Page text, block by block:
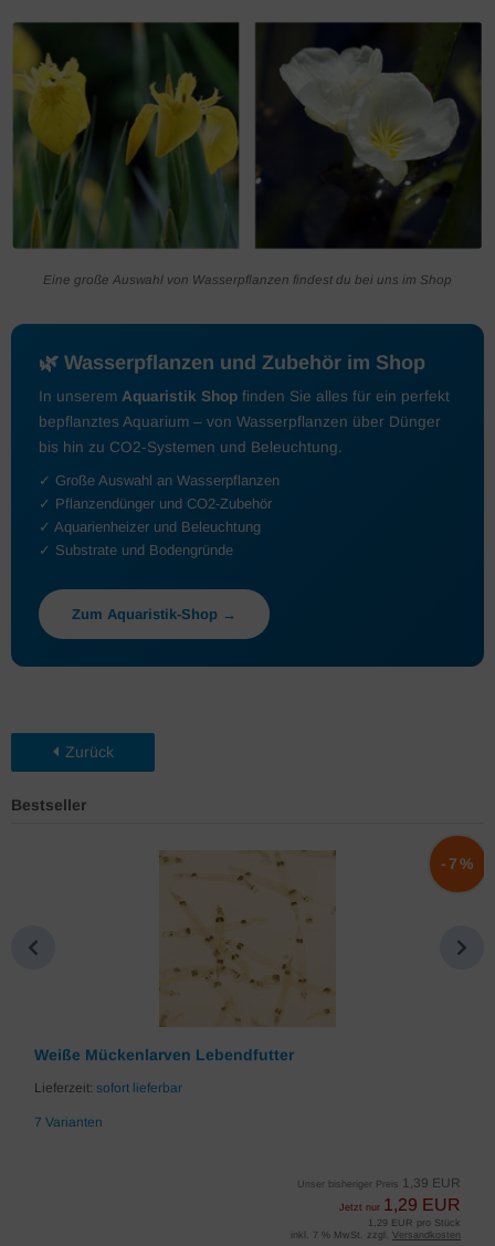
Eine große Auswahl von Wasserpflanzen findest du bei uns im Shop
🌿 Wasserpflanzen und Zubehör im Shop
In unserem Aquaristik Shop finden Sie alles für ein perfekt
bepflanztes Aquarium – von Wasserpflanzen über Dünger
bis hin zu CO2-Systemen und Beleuchtung.
✓ Große Auswahl an Wasserpflanzen
✓ Pflanzendünger und CO2-Zubehör
✓ Aquarienheizer und Beleuchtung
✓ Substrate und Bodengründe
Zum Aquaristik-Shop →
Zurück
Bestseller
Weiße Mückenlarven Lebendfutter
Lieferzeit: sofort lieferbar
7 Varianten
Unser bisheriger Preis 1,39 EUR
Jetzt nur 1,29 EUR
-7%
1,29 EUR pro Stück
inkl. 7 % MwSt. zzgl. Versandkosten